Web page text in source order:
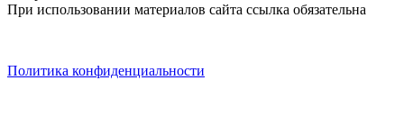
При использовании материалов сайта ссылка обязательна
Политика конфиденциальности